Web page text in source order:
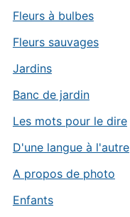
Fleurs à bulbes
Fleurs sauvages
Jardins
Banc de jardin
Les mots pour le dire
D'une langue à l'autre
A propos de photo
Enfants